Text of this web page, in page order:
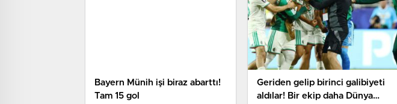
Bayern Münih işi biraz abarttı!
Tam 15 gol
Geriden gelip birinci galibiyeti
aldılar! Bir ekip daha Dünya